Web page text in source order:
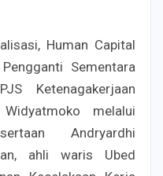
Human Capital
Sementara
Ketenagakerjaan
melalui
Andryardhi
ahli waris Ubed